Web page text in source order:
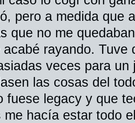
pero a medida que
que no me
acabé rayando. Tuve
veces para
las cosas del
fuese legacy y que
me hacía estar todo